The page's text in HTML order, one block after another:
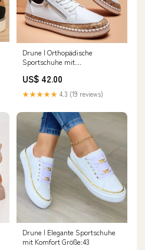
Drune | Orthopädische
Sportschuhe mit
US$ 42.00
★★★★★ 4.3 (19 reviews)
Drune | Elegante Sportschuhe
mit Komfort Größe:43